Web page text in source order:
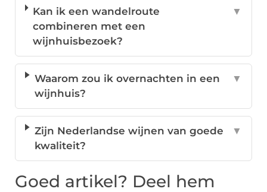
Kan ik een wandelroute
combineren met een
wijnhuisbezoek?
▼
Waarom zou ik overnachten in een
wijnhuis?
▼
Zijn Nederlandse wijnen van goede
kwaliteit?
▼
Goed artikel? Deel hem